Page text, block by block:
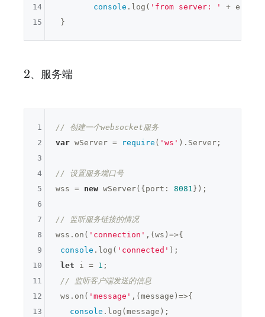
console .log( 'from server: '
+
}
14
15
2、服务端
// 创建一个websocket服务
var wServer = require ( 'ws' ).Server;
// 设置服务端口号
wss = new wServer({port: 8081 });
// 监听服务链接的情况
wss.on( 'connection' ,(ws)=>{
console .log( 'connected' );
let i = 1 ;
// 监听客户端发送的信息
ws.on( 'message' ,(message)=>{
console .log(message);
1
2
3
4
5
6
7
8
9
10
11
12
13